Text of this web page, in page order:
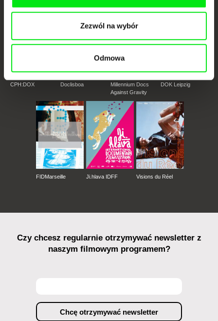
Zezwól na wybór
Odmowa
CPH:DOX Doclisboa
Millennium Docs
Against Gravity
DOK Leipzig
FIDMarseille Ji.hlava IDFF Visions du Réel
Czy chcesz regularnie otrzymywać newsletter z
naszym filmowym programem?